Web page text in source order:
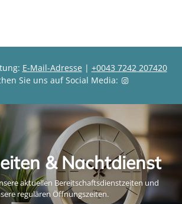
E-Mail-Adresse | +0043 7242 207420
Sie uns auf Social Media:
& Nachtdienst
aktuellen Bereitschaftsdienstzeiten und
regulären Öffnungszeiten.